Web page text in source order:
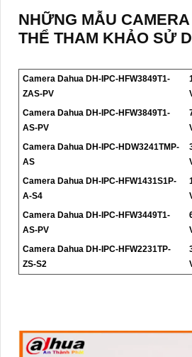
NHỮNG MẪU
THỂ THAM KHẢO SỬ
Camera Dahua DH-IPC-HFW3849T1-
ZAS-PV
Camera Dahua DH-IPC-HFW3849T1-
AS-PV
Camera Dahua DH-IPC-HDW3241TMP-
AS
Camera Dahua DH-IPC-HFW1431S1P-
A-S4
Camera Dahua DH-IPC-HFW3449T1-
AS-PV
Camera Dahua DH-IPC-HFW2231TP-
ZS-S2